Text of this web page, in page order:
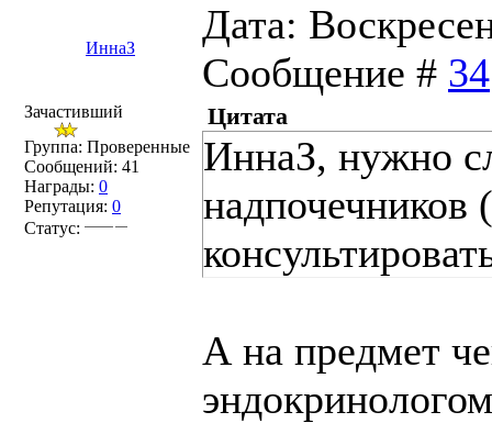
ИннаЗ
Дата:
Сообщение # 34
Зачастивший
Группа: Проверенные
Сообщений: 41
Награды: 0
Репутация: 0
Статус:
Цитата
ИннаЗ, нужно
А на предмет